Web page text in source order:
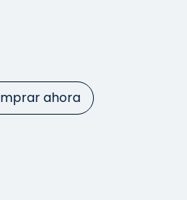
ahora